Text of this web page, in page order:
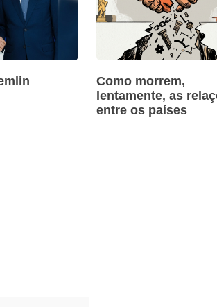
Como morrem,
lentamente, as
entre os países